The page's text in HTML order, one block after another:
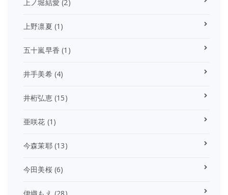
上ノ堀結愛 (2)
上野凛夏 (1)
五十嵐早香 (1)
井手美希(4)
井桁弘恵(15)
亜咲花 (1)
今森茉耶(13)
今田美桜(6)